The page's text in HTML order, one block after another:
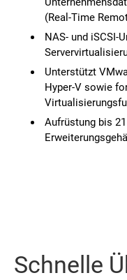
(Real-Time
NAS- und iSCSI-
Unterstützt
Hyper-V sowie
Aufrüstung bis
Schnelle